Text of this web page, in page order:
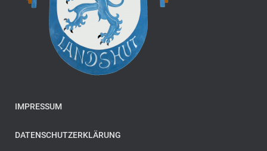
IMPRESSUM
DATENSCHUTZERKLÄRUNG